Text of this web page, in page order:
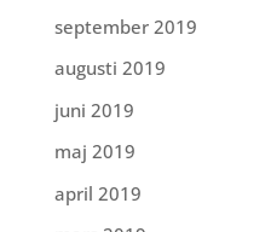
september 2019
augusti 2019
juni 2019
maj 2019
april 2019